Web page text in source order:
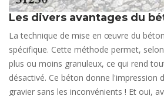
Les divers avantages du
La technique de mise en œuvre du
spécifique. Cette méthode permet,
plus ou moins granuleux, ce qui rend
désactivé. Ce béton donne l'impression
gravier sans les inconvénients ! Et oui,